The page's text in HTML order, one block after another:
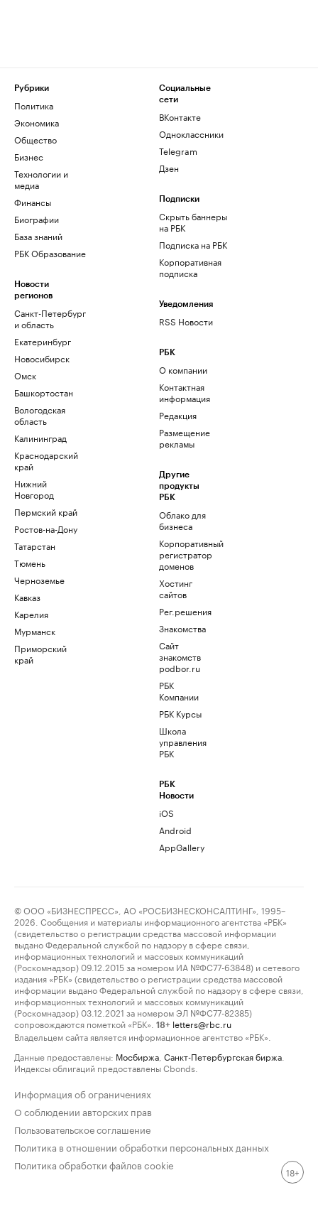
Рубрики
Политика
Экономика
Общество
Бизнес
Технологии и
медиа
Финансы
Биографии
База знаний
РБК Образование
Новости
регионов
Санкт-Петербург
и область
Екатеринбург
Новосибирск
Омск
Башкортостан
Вологодская
область
Калининград
Краснодарский
край
Нижний
Новгород
Пермский край
Ростов-на-Дону
Татарстан
Тюмень
Черноземье
Кавказ
Карелия
Мурманск
Приморский
край
Социальные
сети
ВКонтакте
Одноклассники
Telegram
Дзен
Подписки
Скрыть баннеры
на РБК
Подписка на РБК
Корпоративная
подписка
Уведомления
RSS Новости
РБК
О компании
Контактная
информация
Редакция
Размещение
рекламы
Другие
продукты
РБК
Облако для
бизнеса
Корпоративный
регистратор
доменов
Хостинг
сайтов
Рег.решения
Знакомства
Сайт
знакомств
podbor.ru
РБК
Компании
РБК Курсы
Школа
управления
РБК
РБК
Новости
iOS
Android
AppGallery
© ООО «БИЗНЕСПРЕСС», АО «РОСБИЗНЕСКОНСАЛТИНГ», 1995–
2026. Сообщения и материалы информационного агентства «РБК»
(свидетельство о регистрации средства массовой информации
выдано Федеральной службой по надзору в сфере связи,
информационных технологий и массовых коммуникаций
(Роскомнадзор) 09.12.2015 за номером ИА №ФС77-63848) и сетевого
издания «РБК» (свидетельство о регистрации средства массовой
информации выдано Федеральной службой по надзору в сфере связи,
информационных технологий и массовых коммуникаций
(Роскомнадзор) 03.12.2021 за номером ЭЛ №ФС77-82385)
сопровождаются пометкой «РБК».
18+ letters@rbc.ru
Владельцем сайта является информационное агентство «РБК».
Данные предоставлены: Мосбиржа Санкт-Петербургская биржа
Индексы облигаций предоставлены Cbonds.
Информация об ограничениях
О соблюдении авторских прав
Пользовательское соглашение
Политика в отношении обработки персональных данных
Политика обработки файлов cookie
18+